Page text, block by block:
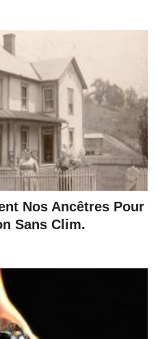
Nos Ancêtres Pour
Sans Clim.